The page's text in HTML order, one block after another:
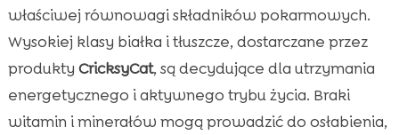
właściwej równowagi składników pokarmowych.
Wysokiej klasy białka i tłuszcze, dostarczane przez
produkty CricksyCat, są decydujące dla utrzymania
energetycznego i aktywnego trybu życia. Braki
witamin i minerałów mogą prowadzić do osłabienia,